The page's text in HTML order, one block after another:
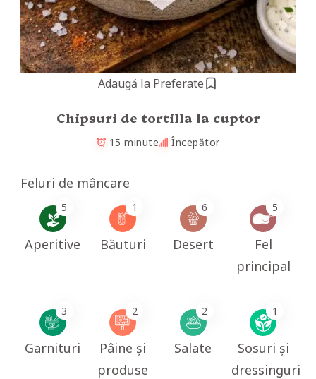
Adaugă la Preferate
Chipsuri de tortilla la cuptor
15 minute Începător
Feluri de mâncare
5
Aperitive
1
Băuturi
6
Desert
5
Fel
principal
3
Garnituri
2
Pâine și
produse
2
Salate
1
Sosuri și
dressinguri